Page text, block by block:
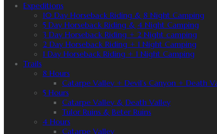
Expeditions
10 Day Horseback Riding & 8 Night Camping
5 Day Horseback Riding & 4 Night Camping
3 Day Horseback Riding + 2 Night camping
2 Day Horseback Riding + 1 Night Camping
1 Day Horseback Riding + 1 Night Camping
Trails
8 Hours
Catarpe Valley + Devil’s Canyon + Death
5 Hours
Catarpe Valley & Death Valley
Tulor Ruins & Beter Ruins
4 Hours
Catarpe Valley